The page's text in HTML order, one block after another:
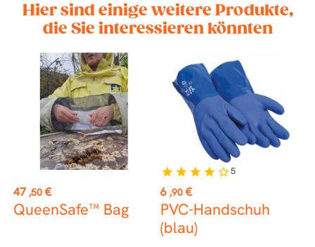
Hier sind einige weitere Produkte,
die Sie interessieren könnten
Preis
47 ,50 €
QueenSafe™ Bag
Preis
6 ,90 €
PVC-Handschuh
(blau)
star star star star star_border5